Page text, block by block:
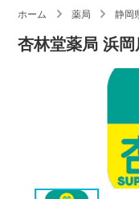
ホーム 薬局 静岡
杏林堂薬局 浜